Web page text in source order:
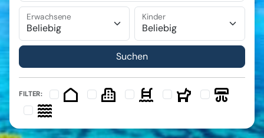
Erwachsene Kinder
FILTER: